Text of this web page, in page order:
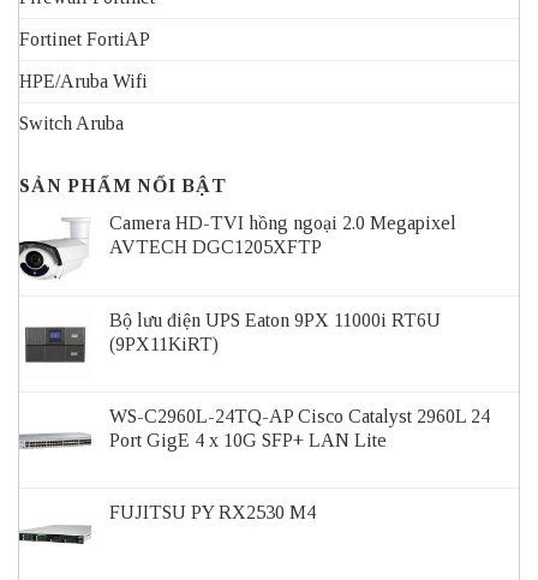
Fortinet FortiAP
HPE/Aruba Wifi
Switch Aruba
SẢN PHẨM NỔI BẬT
Camera HD-TVI hồng ngoại 2.0 Megapixel
AVTECH DGC1205XFTP
Bộ lưu điện UPS Eaton 9PX 11000i RT6U
(9PX11KiRT)
WS-C2960L-24TQ-AP Cisco Catalyst 2960L 24
Port GigE 4 x 10G SFP+ LAN Lite
FUJITSU PY RX2530 M4